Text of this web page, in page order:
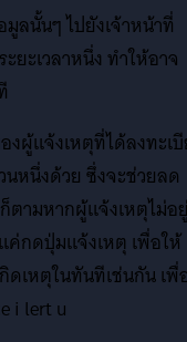
ลนั้นๆ ไปยังเจ้าหน้าที่
ยะเวลาหนึ่ง ทำให้อาจ
ผู้แจ้งเหตุที่ได้ลงทะเ
หนึ่งด้วย ซึ่งจะช่วยลด
ตามหากผู้แจ้งเหตุไม่อ
ค่กดปุ่มแจ้งเหตุ เพื่อให้
ดเหตุในทันทีเช่นกัน เพื่
i lert u